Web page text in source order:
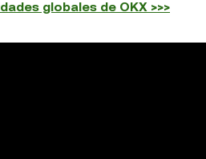
globales de OKX >>>